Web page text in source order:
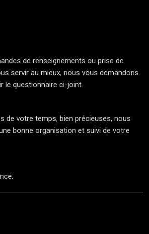
de renseignements ou prise de
servir au mieux, nous vous demandons
le questionnaire ci-joint.
de votre temps, bien précieuses, nous
bonne organisation et suivi de votre